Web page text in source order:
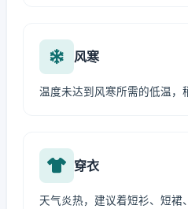
风寒
温度未达到风寒所需的低温，
穿衣
天气炎热，建议着短衫、短裙